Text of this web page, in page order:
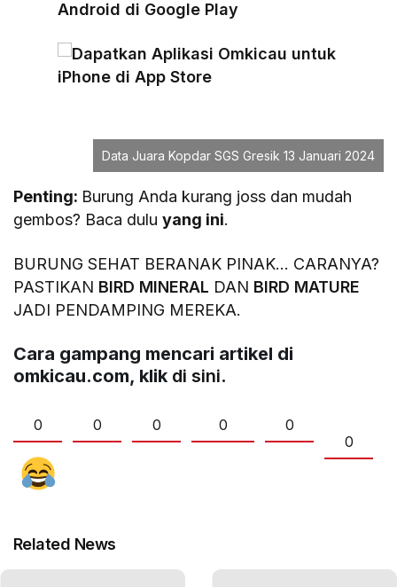
Data Juara Kopdar SGS Gresik 13 Januari 2024
Penting: Burung Anda kurang joss dan mudah
gembos? Baca duluyang ini.
BURUNG SEHAT BERANAK PINAK… CARANYA?
PASTIKAN BIRD MINERAL DAN BIRD MATURE
JADI PENDAMPING MEREKA.
Cara gampang mencari artikel di
omkicau.com, klik di sini.
0 0 0 0
0
0
Related News